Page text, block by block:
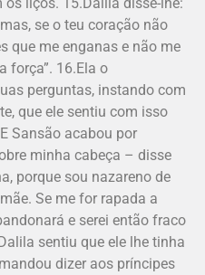
liços. 15.Dalila disse-lhe:
se o teu coração não
que me enganas e não me
força”. 16.Ela o
perguntas, instando com
que ele sentiu com isso
Sansão acabou por
minha cabeça – disse
porque sou nazareno de
Se me for rapada a
e serei então fraco
sentiu que ele lhe tinha
dizer aos príncipes